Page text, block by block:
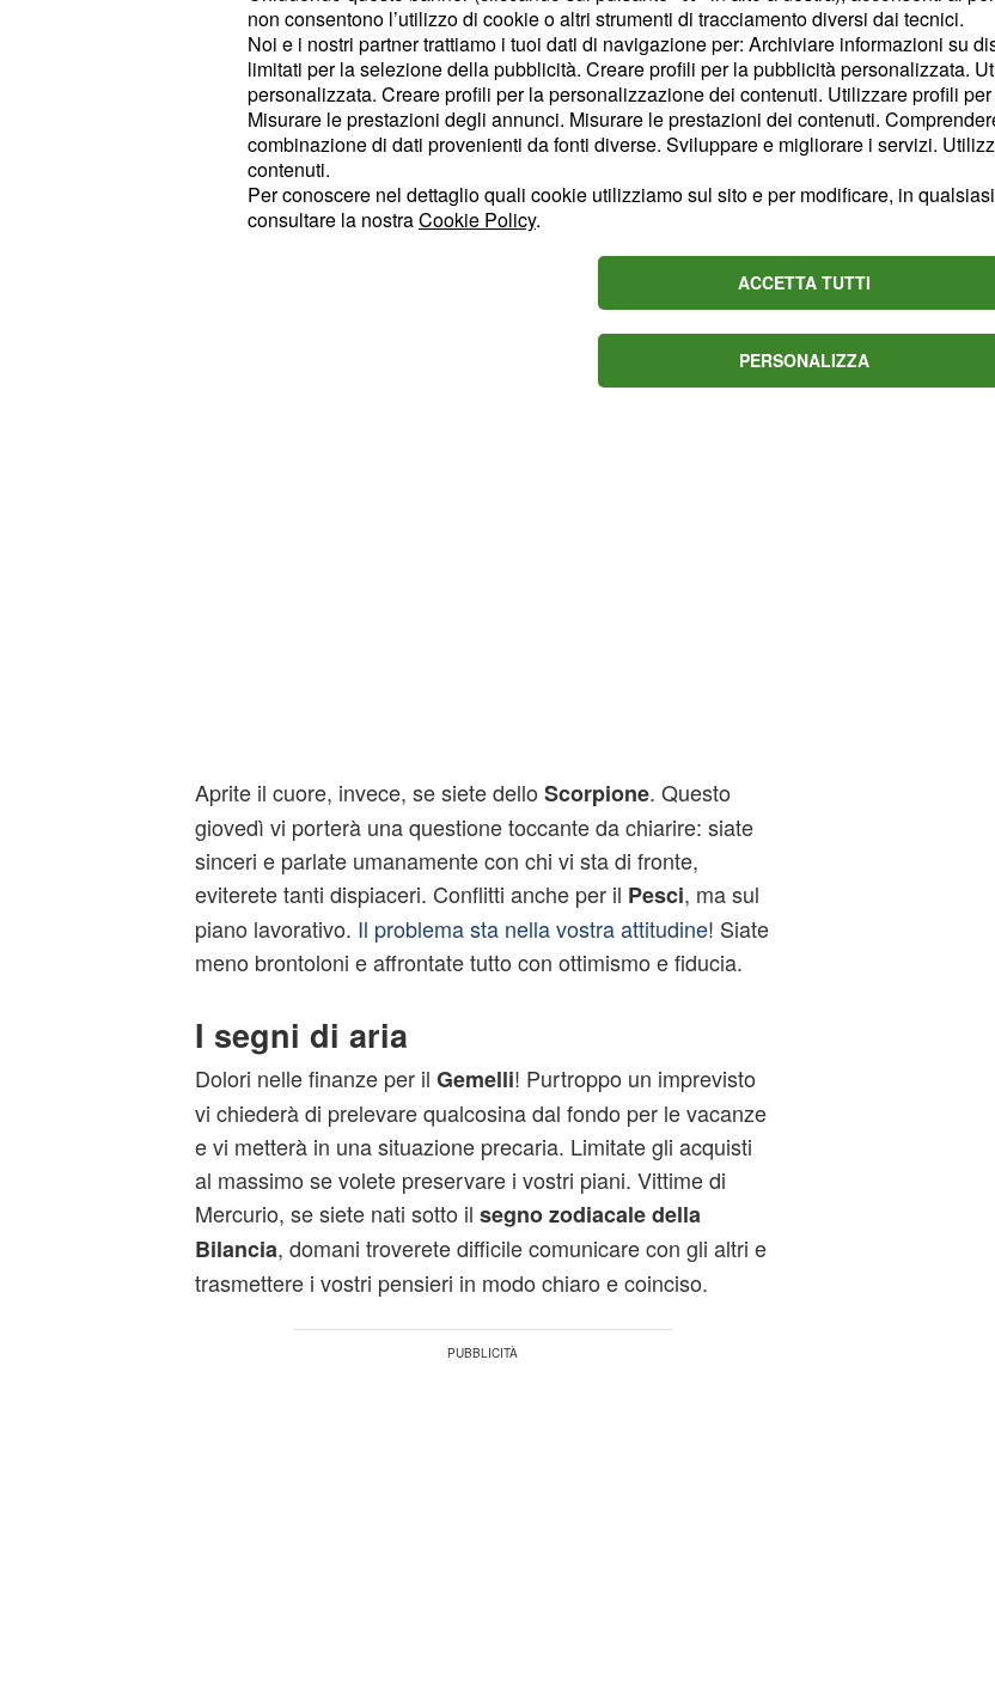
Capricorno: avete tanto lavoro da fare e sarebbe
bene se chiudeste subito le questioni più fastidiose.
I segni di acqua
State in guardia se siete nati sotto il
segno zodiacale del
Cancro! Secondo le previsioni dell'oroscopo di domani
qualcuno potrebbe rubarvi un'idea importante dal punto di
vista lavorativo. Non confidatevi con nessuno se non volete
Aprite il cuore, invece, se siete dello Scorpione. Questo
giovedì vi porterà una questione toccante da chiarire: siate
sinceri e parlate umanamente con chi vi sta di fronte,
eviterete tanti dispiaceri. Conflitti anche per il Pesci, ma sul
piano lavorativo. Il problema sta nella vostra attitudine! Siate
meno brontoloni e affrontate tutto con ottimismo e fiducia.
I segni di aria
Dolori nelle finanze per il Gemelli! Purtroppo un imprevisto
vi chiederà di prelevare qualcosina dal fondo per le vacanze
e vi metterà in una situazione precaria. Limitate gli acquisti
al massimo se volete preservare i vostri piani. Vittime di
Mercurio, se siete nati sotto il segno zodiacale della
Bilancia, domani troverete difficile comunicare con gli altri e
trasmettere i vostri pensieri in modo chiaro e coinciso.
non consentono l’utilizzo di cookie o altri strumenti di tracciamento diversi dai tecnici.
Noi e i nostri partner trattiamo i tuoi dati di navigazione per: Archiviare informazioni su
limitati per la selezione della pubblicità. Creare profili per la pubblicità personalizzata.
personalizzata. Creare profili per la personalizzazione dei contenuti. Utilizzare profili
Misurare le prestazioni degli annunci. Misurare le prestazioni dei contenuti.
combinazione di dati provenienti da fonti diverse. Sviluppare e migliorare i servizi.
contenuti.
Per conoscere nel dettaglio quali cookie utilizziamo sul sito e per modificare, in
consultare la nostraCookie Policy.
ACCETTA TUTTI
PERSONALIZZA